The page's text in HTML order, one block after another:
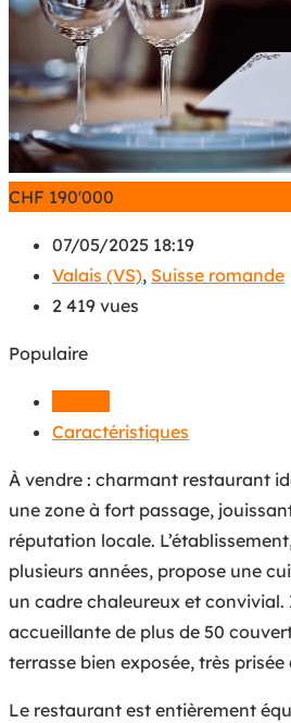
CHF 190'000
07/05/2025 18:19
Valais (VS), Suisse romande
2 419 vues
Populaire
Caractéristiques
À vendre : charmant restaurant
une zone à fort passage,
réputation locale.
plusieurs années, propose une
un cadre chaleureux et convivial.
accueillante de plus de 50
terrasse bien exposée, très
Le restaurant est entièrement